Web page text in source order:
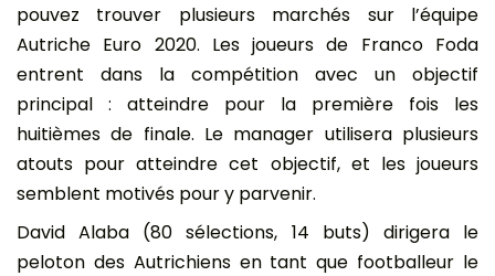
pouvez trouver plusieurs marchés sur l’équipe
Autriche Euro 2020. Les joueurs de Franco Foda
entrent dans la compétition avec un objectif
principal : atteindre pour la première fois les
huitièmes de finale. Le manager utilisera plusieurs
atouts pour atteindre cet objectif, et les joueurs
semblent motivés pour y parvenir.
David Alaba (80 sélections, 14 buts) dirigera le
peloton des Autrichiens en tant que footballeur le